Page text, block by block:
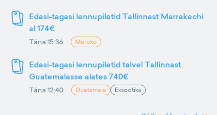
Edasi-tagasi lennupiletid Tallinnast Marrakechi
al 174€
Täna 15:36 Maroko
Edasi-tagasi lennupiletid talvel Tallinnast
Guatemalasse alates 740€
Täna 12:40 Guatemala Eksootika